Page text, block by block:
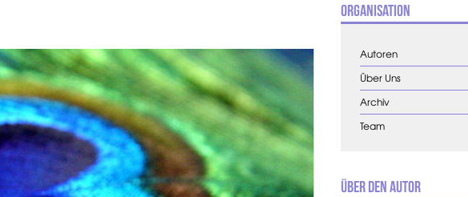
Organisation
Autoren
Über Uns
Archiv
Team
Über den Autor